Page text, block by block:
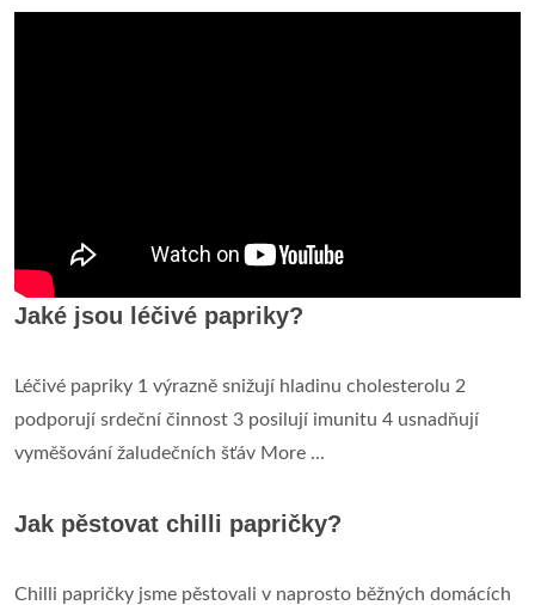
Jaké jsou léčivé papriky?
Léčivé papriky 1 výrazně snižují hladinu cholesterolu 2
podporují srdeční činnost 3 posilují imunitu 4 usnadňují
vyměšování žaludečních šťáv More ...
Jak pěstovat chilli papričky?
Chilli papričky jsme pěstovali v naprosto běžných domácích